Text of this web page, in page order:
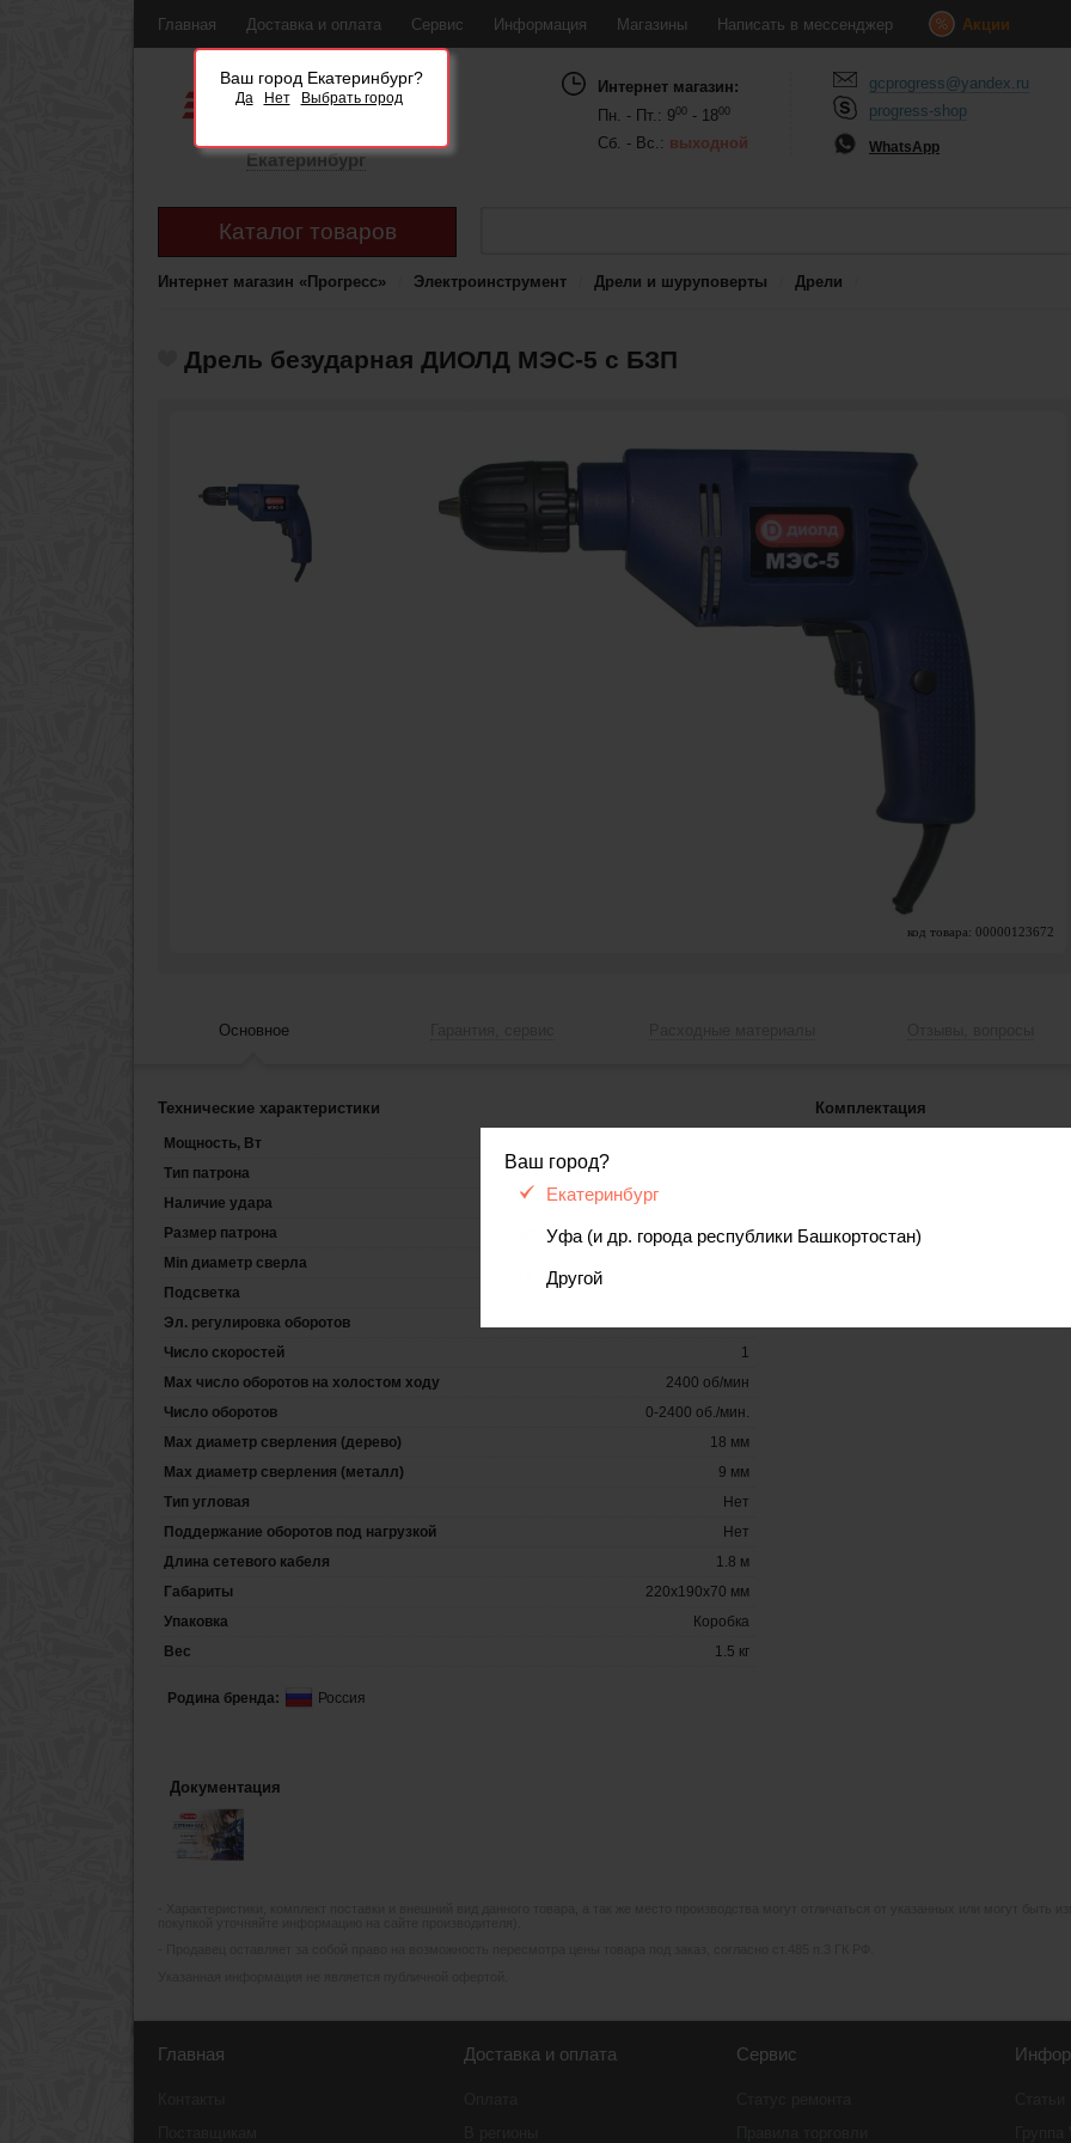
Ваш город?
Екатеринбург
Уфа (и др. города республики Башкортостан)
Другой
Главная Доставка и оплата Сервис Информация Магазины Написать в мессенджер Акции
Ваш город Екатеринбург?
Да Нет Выбрать город
Екатеринбург
Интернет магазин:
Пн. - Пт.: 900 - 1800
Сб. - Вс.: выходной
gcprogress@yandex.ru
progress-shop
WhatsApp
Каталог товаров
Интернет магазин «Прогресс» Электроинструмент Дрели и шуруповерты Дрели
Дрель безударная ДИОЛД МЭС-5 с БЗП
код товара: 00000123672
Основное
Технические характеристики
Мощность, Вт
Тип патрона
Наличие удара
Размер патрона
10 мм
Min диаметр сверла
Подсветка
Эл. регулировка оборотов
Число скоростей
1
Max число оборотов на холостом ходу
2400 об/мин
Число оборотов
0-2400 об./мин.
Max диаметр сверления (дерево)
18 мм
Max диаметр сверления (металл)
9 мм
Тип угловая
Нет
Поддержание оборотов под нагрузкой
Нет
Длина сетевого кабеля
1.8 м
Габариты
220х190х70 мм
Упаковка
Коробка
Вес
1.5 кг
Родина бренда: Россия
Документация
Комплектация
Главная Доставка и оплата Сервис